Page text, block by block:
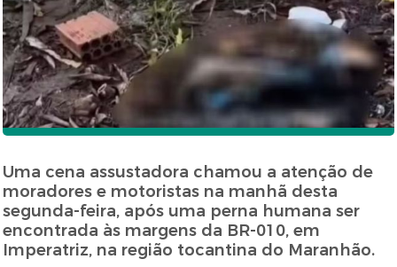
Uma cena assustadora chamou a atenção de
moradores e motoristas na manhã desta
segunda-feira, após uma perna humana ser
encontrada às margens da BR-010, em
Imperatriz, na região tocantina do Maranhão.